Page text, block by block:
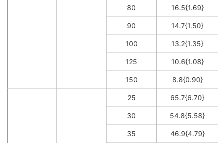
80 16.5{1.69}
90 14.7{1.50}
100 13.2{1.35}
125 10.6{1.08}
150 8.8{0.90}
25 65.7{6.70}
30 54.8{5.58}
35 46.9{4.79}